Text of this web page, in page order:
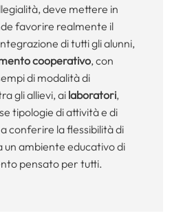
deve mettere in
favorire realmente il
di tutti gli alunni,
cooperativo, con
di modalità di
gli allievi, ai laboratori,
tipologie di attività e di
conferire la flessibilità di
un ambiente educativo di
pensato per tutti.